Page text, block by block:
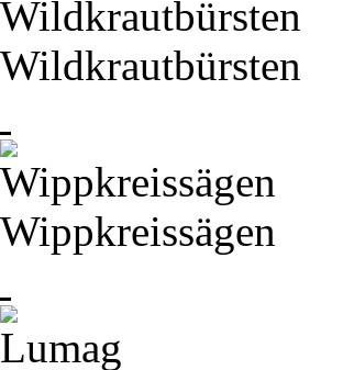
Wildkrautbürsten
Wippkreissägen